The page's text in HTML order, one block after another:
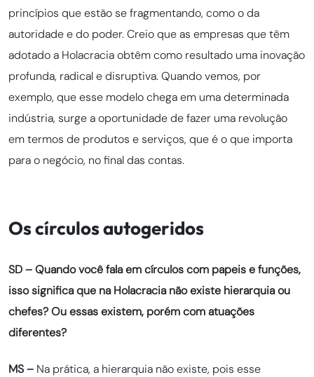
princípios que estão se fragmentando, como o da
autoridade e do poder. Creio que as empresas que têm
adotado a Holacracia obtêm como resultado uma inovação
profunda, radical e disruptiva. Quando vemos, por
exemplo, que esse modelo chega em uma determinada
indústria, surge a oportunidade de fazer uma revolução
em termos de produtos e serviços, que é o que importa
para o negócio, no final das contas.
Os círculos autogeridos
SD – Quando você fala em círculos com papeis e funções,
isso significa que na Holacracia não existe hierarquia ou
chefes? Ou essas existem, porém com atuações
diferentes?
MS – Na prática, a hierarquia não existe, pois esse